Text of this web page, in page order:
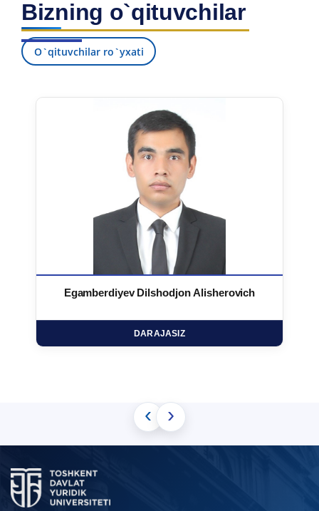
Bizning o`qituvchilar
O`qituvchilar ro`yxati
Egamberdiyev Dilshodjon Alisherovich
DARAJASIZ
‹ ›
7. Call-center (4) 8. Bakalavriat kvotasi (3)
9. Magistratura kvotasi (4) ✉️ Adminga yozish